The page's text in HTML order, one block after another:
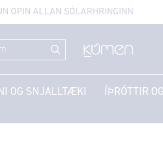
OPIN ALLAN SÓLARHRINGINN
OG SNJALLTÆKI ÍÞRÓTTIR